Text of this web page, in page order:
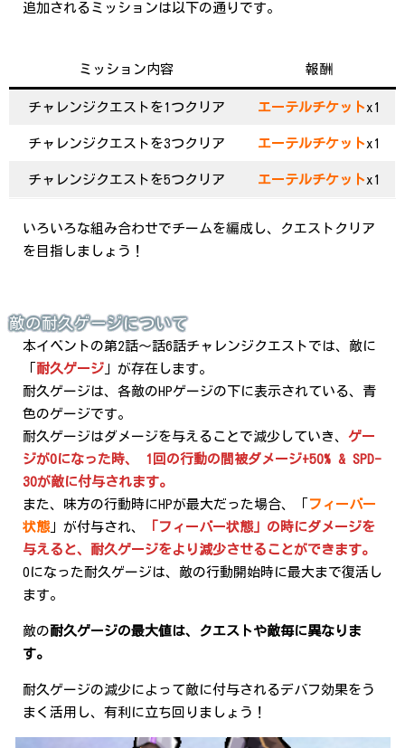
追加されるミッションは以下の通りです。
ミッション内容 報酬
チャレンジクエストを1つクリア エーテルチケット x1
チャレンジクエストを3つクリア エーテルチケット x1
チャレンジクエストを5つクリア エーテルチケット x1
いろいろな組み合わせでチームを編成し、クエストクリア
を目指しましょう！
敵の耐久ゲージについて
本イベントの第2話～話6話チャレンジクエストでは、敵に
耐久ゲージ 」が存在します。
耐久ゲージは、各敵のHPゲージの下に表示されている、青
色のゲージです。
耐久ゲージはダメージを与えることで減少していき、 ゲー
ジが0になった時、 1回の行動の間被ダメージ+50% & SPD-
30が敵に付与されます。
また、味方の行動時にHPが最大だった場合、「
フィーバー
状態」が付与され、
「フィーバー状態」の時にダメージを
与えると、耐久ゲージをより減少させることができます。
0になった耐久ゲージは、敵の行動開始時に最大まで復活し
ます。
敵の耐久ゲージの最大値は、クエストや敵毎に異なりま
す。
耐久ゲージの減少によって敵に付与されるデバフ効果をう
まく活用し、有利に立ち回りましょう！